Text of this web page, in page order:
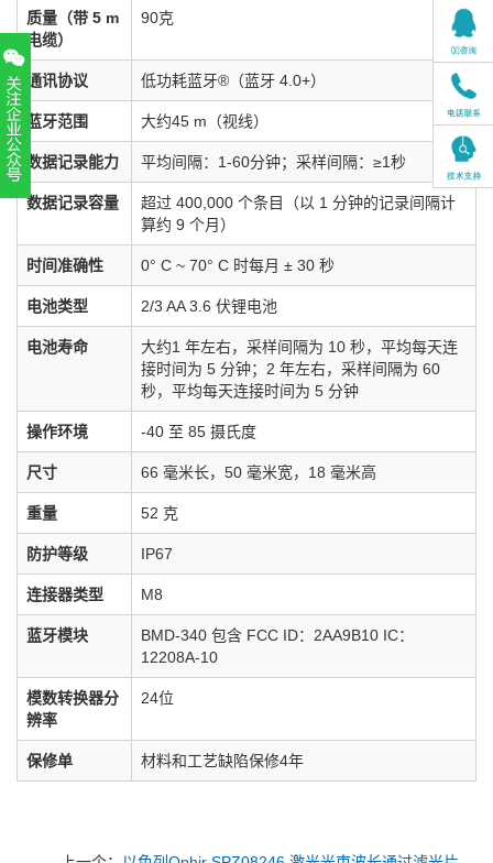
质量（带 5 m
电缆）
90克
通讯协议 低功耗蓝牙®（蓝牙 4.0+）
蓝牙范围 大约45 m（视线）
数据记录能力 平均间隔：1-60分钟；采样间隔：≥1秒
数据记录容量
超过 400,000 个条目（以 1 分钟的记录间隔计
算约 9 个月）
时间准确性 0° C ~ 70° C 时每月 ± 30 秒
电池类型 2/3 AA 3.6 伏锂电池
电池寿命
大约1 年左右，采样间隔为 10 秒，平均每天连
接时间为 5 分钟；2 年左右，采样间隔为 60
秒，平均每天连接时间为 5 分钟
操作环境 -40 至 85 摄氏度
尺寸 66 毫米长，50 毫米宽，18 毫米高
重量 52 克
防护等级 IP67
连接器类型 M8
蓝牙模块
BMD-340 包含 FCC ID：2AA9B10 IC：
12208A-10
模数转换器分
辨率
24位
保修单 材料和工艺缺陷保修4年
扫一扫，关注官方账号